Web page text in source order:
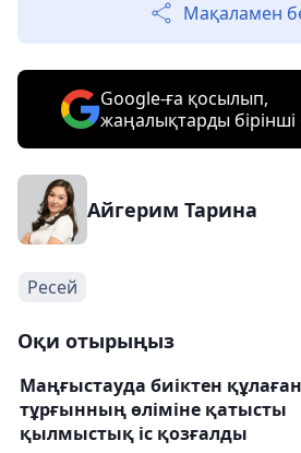
Мақаламен
Google-ға қосылып,
жаңалықтарды
Айгерим Тарина
Ресей
Оқи отырыңыз
Маңғыстауда биіктен құлаған
тұрғынның өліміне қатысты
қылмыстық іс қозғалды